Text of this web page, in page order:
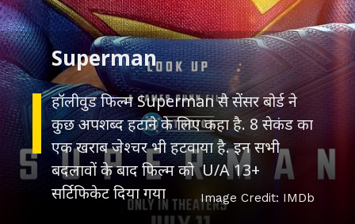
हॉलीवुड फिल्म Superman से सेंसर बोर्ड ने
कुछ अपशब्द हटाने के लिए कहा है. 8 सेकंड का
एक खराब जेश्चर भी हटवाया है. इन सभी
बदलावों के बाद फिल्म को U/A 13+
Superman
Image Credit: IMDb